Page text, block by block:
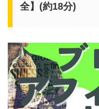
全】(約18分)